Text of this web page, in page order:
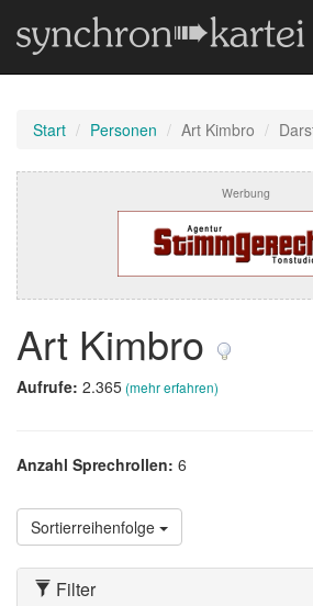
Start Personen Art Kimbro
Werbung
Art Kimbro
Aufrufe: 2.365(mehr erfahren)
Anzahl Sprechrollen: 6
Sortierreihenfolge
Filter